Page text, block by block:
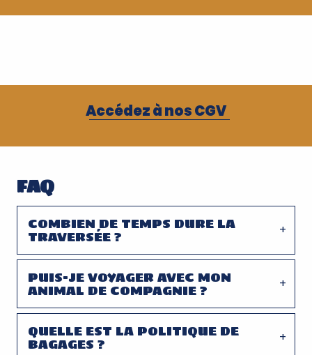
Accédez à nos CGV
FAQ
COMBIEN DE TEMPS DURE LA
TRAVERSÉE ?
PUIS-JE VOYAGER AVEC MON
ANIMAL DE COMPAGNIE ?
QUELLE EST LA POLITIQUE DE
BAGAGES ?